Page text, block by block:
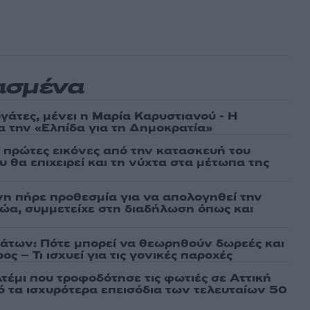
μένει η Μαρία Καρυστιανού - Η
την «Ελπίδα για τη Δημοκρατία»
εικόνες από την κατασκευή του
επιχειρεί και τη νύχτα στα μέτωπα της
πήρε προθεσμία για να απολογηθεί την
συμμετείχε στη διαδήλωση όπως και
Πότε μπορεί να θεωρηθούν δωρεές και
– Τι ισχυεί για τις γονικές παροχές
που τροφοδότησε τις φωτιές σε Αττική
τα ισχυρότερα επεισόδια των τελευταίων 50